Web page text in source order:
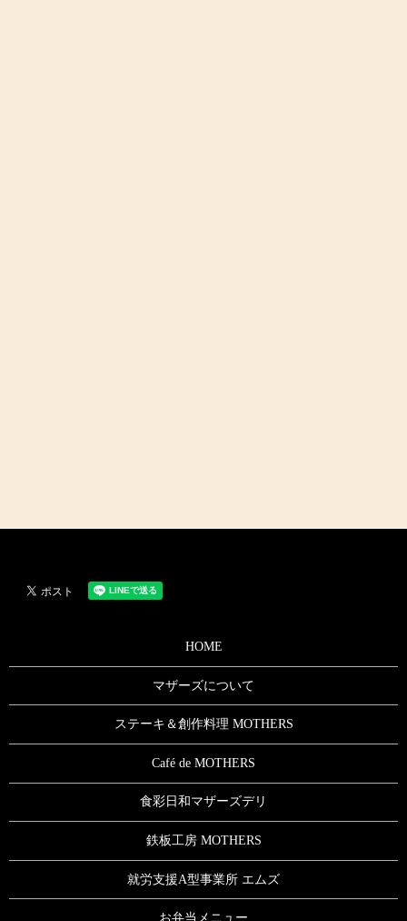
HOME
マザーズについて
ステーキ＆創作料理 MOTHERS
Café de MOTHERS
食彩日和マザーズデリ
鉄板工房 MOTHERS
就労支援A型事業所 エムズ
お弁当メニュー